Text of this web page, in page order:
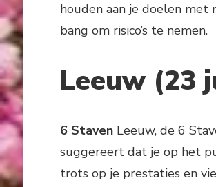
houden aan je doelen met
bang om risico’s te nemen.
Leeuw (23
6 StavenLeeuw, de 6
suggereert dat je op het
trots op je prestaties en